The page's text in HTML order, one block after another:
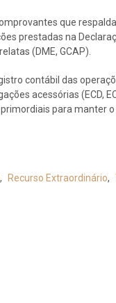
que
prestadas na
(DME, GCAP).
contábil das
acessórias (ECD,
para manter
, Recurso Extraordinário,